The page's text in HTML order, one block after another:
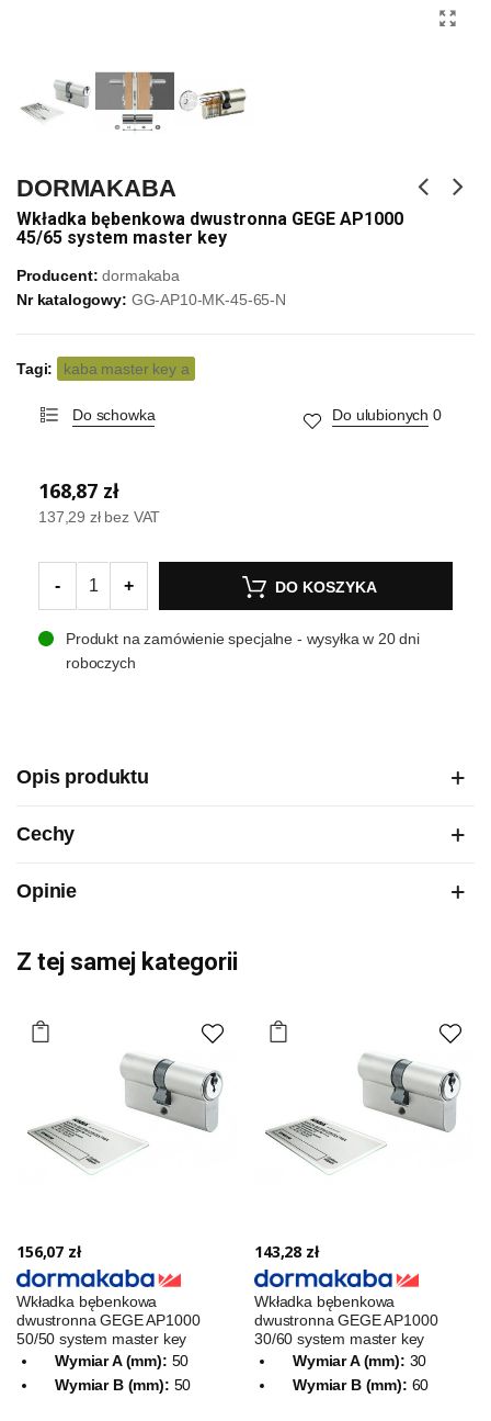
DORMAKABA
Wkładka bębenkowa dwustronna GEGE AP1000
45/65 system master key
Producent: dormakaba
Nr katalogowy: GG-AP10-MK-45-65-N
Tagi: kaba master key a
Do schowka Do ulubionych 0
168,87 zł
137,29 zł bez VAT
- + DO KOSZYKA
Produkt na zamówienie specjalne - wysyłka w 20 dni
roboczych
Opis produktu
Cechy
Opinie
Z tej samej kategorii
156,07 zł
Wkładka bębenkowa
dwustronna GEGE AP1000
50/50 system master key
Wymiar A (mm): 50
Wymiar B (mm): 50
143,28 zł
Wkładka bębenkowa
dwustronna GEGE AP1000
30/60 system master key
Wymiar A (mm): 30
Wymiar B (mm): 60